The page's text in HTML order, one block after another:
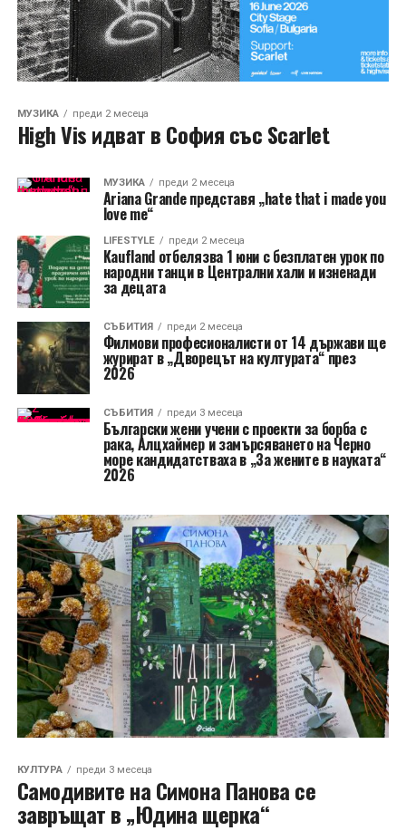
МУЗИКА преди 2 месеца
High Vis идват в София със Scarlet
МУЗИКА преди 2 месеца
Ariana Grande представя „hate that i made you
love me“
LIFESTYLE преди 2 месеца
Kaufland отбелязва 1 юни с безплатен урок по
народни танци в Централни хали и изненади
за децата
СЪБИТИЯ преди 2 месеца
Филмови професионалисти от 14 държави ще
журират в „Дворецът на културата“ през
2026
СЪБИТИЯ преди 3 месеца
Български жени учени с проекти за борба с
рака, Алцхаймер и замърсяването на Черно
море кандидатстваха в „За жените в науката“
2026
КУЛТУРА преди 3 месеца
Самодивите на Симона Панова се
завръщат в „Юдина щерка“